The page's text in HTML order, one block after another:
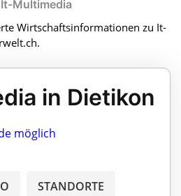
It-Multimedia
Wirtschaftsinformationen zu It-
in Dietikon
möglich
STANDORTE